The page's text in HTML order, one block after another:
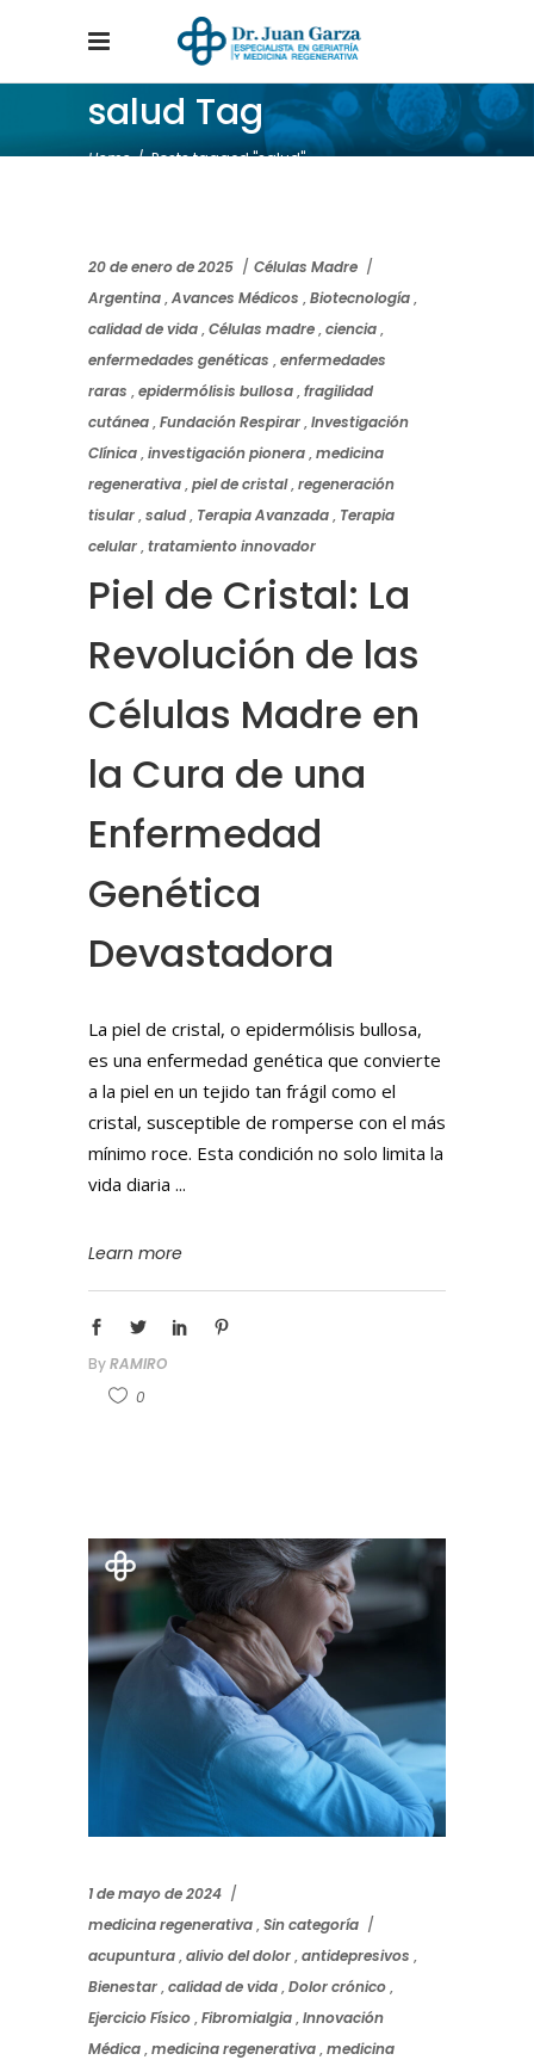
salud Tag
Home/Posts tagged "salud"
20 de enero de 2025
Células Madre
Argentina,Avances Médicos ,Biotecnología,
calidad de vida,Células madre,ciencia,
enfermedades genéticas ,enfermedades
raras ,epidermólisis bullosa,fragilidad
cutánea,Fundación Respirar,Investigación
Clínica,investigación pionera,medicina
regenerativa,piel de cristal,regeneración
tisular,salud, Terapia Avanzada, Terapia
celular,tratamiento innovador
Piel de Cristal: La
Revolución de las
Células Madre en
la Cura de una
Enfermedad
Genética
Devastadora
La piel de cristal, o epidermólisis bullosa,
es una enfermedad genética que convierte
a la piel en un tejido tan frágil como el
cristal, susceptible de romperse con el más
mínimo roce. Esta condición no solo limita la
vida diaria
Learn more
ByRAMIRO
0
1 de mayo de 2024
medicina regenerativa,Sin categoría
acupuntura,alivio del dolor,antidepresivos ,
Bienestar,calidad de vida,Dolor crónico,
Ejercicio Físico,Fibromialgia,Innovación
Médica,medicina regenerativa,medicina